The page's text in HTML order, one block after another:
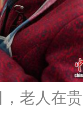
老人在贵